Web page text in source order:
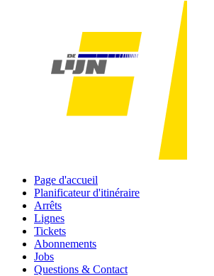
Page d'accueil
Planificateur d'itinéraire
Arrêts
Lignes
Tickets
Abonnements
Jobs
Questions & Contact